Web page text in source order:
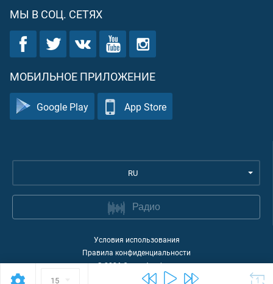
15
МЫ В СОЦ. СЕТЯХ
МОБИЛЬНОЕ ПРИЛОЖЕНИЕ
Google Play App Store
RU
Радио
Условия использования
Правила конфиденциальности
©2026Quran Academy